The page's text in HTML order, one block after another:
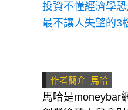
投資不懂經濟學
最不讓人失望的3
作者簡介_馬哈
馬哈是moneybar